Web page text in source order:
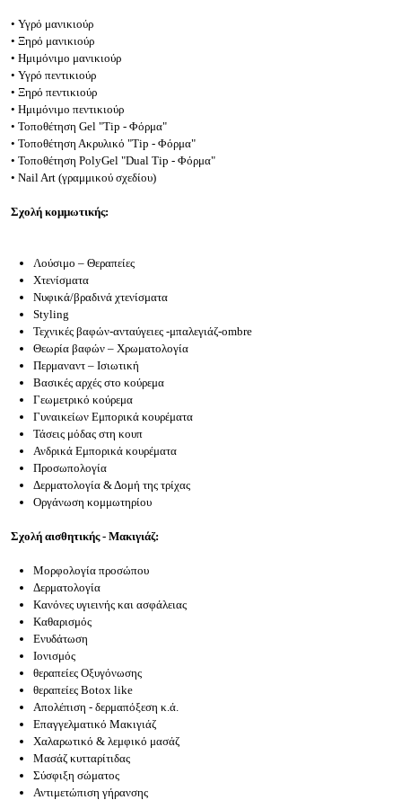
• Υγρό μανικιούρ
• Ξηρό μανικιούρ
• Ημιμόνιμο μανικιούρ
• Υγρό πεντικιούρ
• Ξηρό πεντικιούρ
• Ημιμόνιμο πεντικιούρ
• Τοποθέτηση Gel "Tip - Φόρμα"
• Τοποθέτηση Ακρυλικό "Tip - Φόρμα"
• Τοποθέτηση PolyGel "Dual Tip - Φόρμα"
• Nail Art (γραμμικού σχεδίου)
Σχολή κομμωτικής:
Λούσιμο – Θεραπείες
Χτενίσματα
Νυφικά/βραδινά χτενίσματα
Styling
Τεχνικές βαφών-ανταύγειες -μπαλεγιάζ-ombre
Θεωρία βαφών – Χρωματολογία
Περμαναντ – Ισιωτική
Βασικές αρχές στο κούρεμα
Γεωμετρικό κούρεμα
Γυναικείων Εμπορικά κουρέματα
Τάσεις μόδας στη κουπ
Ανδρικά Εμπορικά κουρέματα
Προσωπολογία
Δερματολογία & Δομή της τρίχας
Οργάνωση κομμωτηρίου
Σχολή αισθητικής - Μακιγιάζ:
Μορφολογία προσώπου
Δερματολογία
Κανόνες υγιεινής και ασφάλειας
Καθαρισμός
Ενυδάτωση
Ιονισμός
θεραπείες Οξυγόνωσης
θεραπείες Botox like
Απολέπιση - δερμαπόξεση κ.ά.
Επαγγελματικό Μακιγιάζ
Χαλαρωτικό & λεμφικό μασάζ
Μασάζ κυτταρίτιδας
Σύσφιξη σώματος
Αντιμετώπιση γήρανσης